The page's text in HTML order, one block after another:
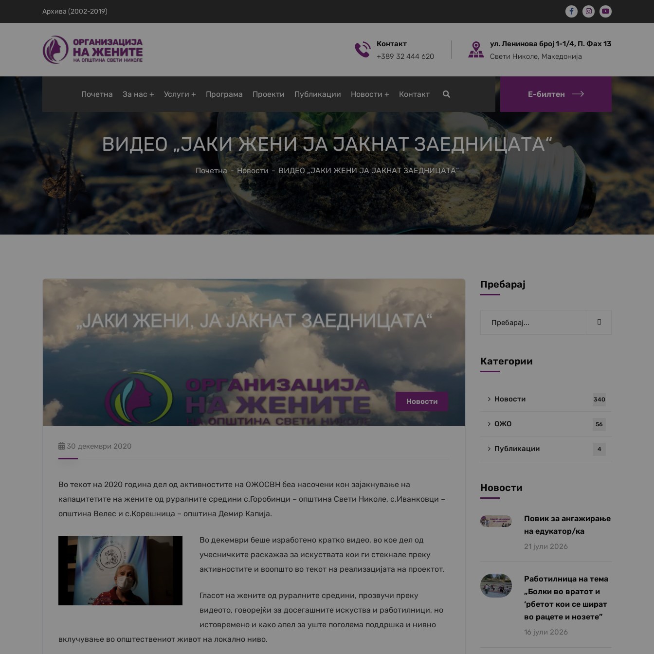
Архива (2002-2019)
Контакт
+389 32 444 620
ул. Ленинова број 1-1/4, П. Фах 13
Свети Николе, Македонија
Почетна За нас Услуги Програмa Проекти Публикации Новости Контакт Е-билтен
ВИДЕО „ЈАКИ ЖЕНИ ЈА ЈАКНАТ ЗАЕДНИЦАТА“
Почетна Новости ВИДЕО „ЈАКИ ЖЕНИ ЈА ЈАКНАТ ЗАЕДНИЦАТА“
Новости
30 декември 2020
Во текот на 2020 година дел од активностите на ОЖОСВН беа насочени кон зајакнување на
капацитетите на жените од руралните средини с.Горобинци – општина Свети Николе, с.Иванковци –
општина Велес и с.Корешница – општина Демир Капија.
Во декември беше изработено кратко видео, во кое дел од
учесничките раскажаа за искуствата кои ги стекнале преку
активностите и воопшто во текот на реализацијата на проектот.
Гласот на жените од руралните средини, прозвучи преку
видеото, говорејќи за досегашните искуства и работилници, но
истовремено и како апел за уште поголема поддршка и нивно
вклучување во општествениот живот на локално ниво.
Пребарај
Категории
Новости 340
ОЖО 56
Публикации 4
Новости
Повик за ангажирање
на едукатор/ка
21 јули 2026
Работилница на тема
„Болки во вратот и
‘рбетот кои се шират
во рацете и нозете”
16 јули 2026